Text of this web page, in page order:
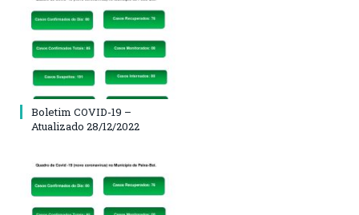
Boletim COVID-19 –
Atualizado 28/12/2022